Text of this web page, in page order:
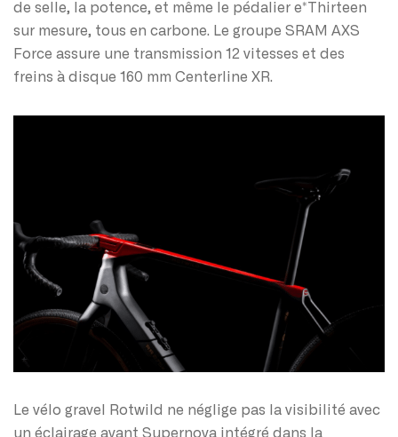
de selle, la potence, et même le pédalier e*Thirteen
sur mesure, tous en carbone. Le groupe SRAM AXS
Force assure une transmission 12 vitesses et des
freins à disque 160 mm Centerline XR.
Le vélo gravel Rotwild ne néglige pas la visibilité avec
un éclairage avant Supernova intégré dans la